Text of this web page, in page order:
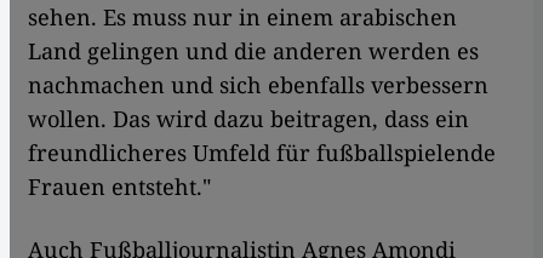
sehen. Es muss nur in einem arabischen
Land gelingen und die anderen werden es
nachmachen und sich ebenfalls verbessern
wollen. Das wird dazu beitragen, dass ein
freundlicheres Umfeld für fußballspielende
Frauen entsteht."
Auch Fußballjournalistin Agnes Amondi